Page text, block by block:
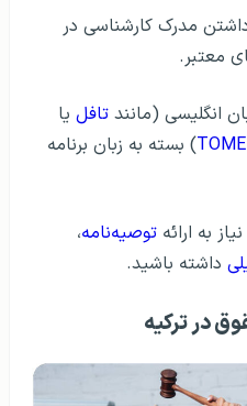
مدرک کارشناسی در
معتبر.
انگلیسی (مانند تافل یا
) بسته به زبان برنامه
به ارائه توصیه‌نامه،
داشته باشید.
در ترکیه